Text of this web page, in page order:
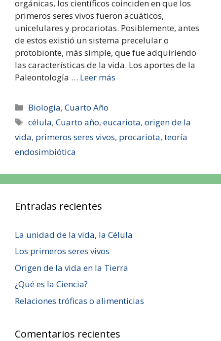
orgánicas, los científicos coinciden en que los
primeros seres vivos fueron acuáticos,
unicelulares y procariotas. Posiblemente, antes
de estos existió un sistema precelular o
protobionte, más simple, que fue adquiriendo
las características de la vida. Los aportes de la
Paleontología … Leer más
Biología,Cuarto Año
célula,Cuarto año,eucariota,origen de la
vida, primeros seres vivos, procariota, teoría
endosimbiótica
Entradas recientes
La unidad de la vida, la Célula
Los primeros seres vivos
Origen de la vida en la Tierra
¿Qué es la Ciencia?
Relaciones tróficas o alimenticias
Comentarios recientes